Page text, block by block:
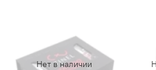
Нет в наличии